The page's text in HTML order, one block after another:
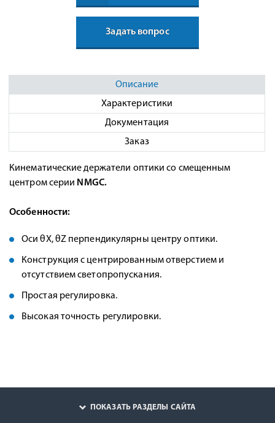
Задать вопрос
Описание
Характеристики
Документация
Заказ
Кинематические держатели оптики со смещенным
центром серии NMGC.
Особенности:
Оси θX, θZ перпендикулярны центру оптики.
Конструкция с центрированным отверстием и
отсутствием светопропускания.
Простая регулировка.
Высокая точность регулировки.
ПОКАЗАТЬ РАЗДЕЛЫ САЙТА